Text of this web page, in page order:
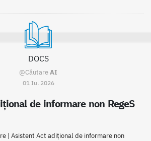
DOCS
@CăutareAI
01 Iul 2026
de informare non RegeS
| Asistent Act adițional de informare non